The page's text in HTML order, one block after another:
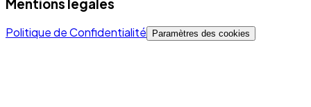
Mentions légales
Politique de Confidentialité Paramètres des cookies